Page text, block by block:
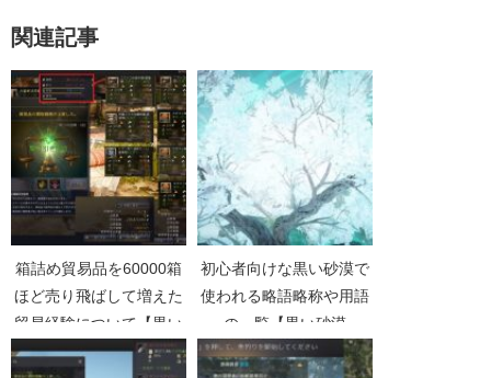
関連記事
箱詰め貿易品を60000箱
ほど売り飛ばして増えた
貿易経験について【黒い
砂漠Part1376】
初心者向けな黒い砂漠で
使われる略語略称や用語
の一覧【黒い砂漠
Part4591】